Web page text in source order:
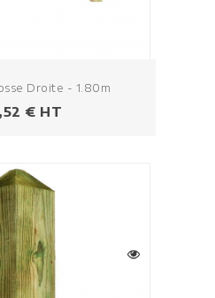
Droite - 1.80m
€ HT